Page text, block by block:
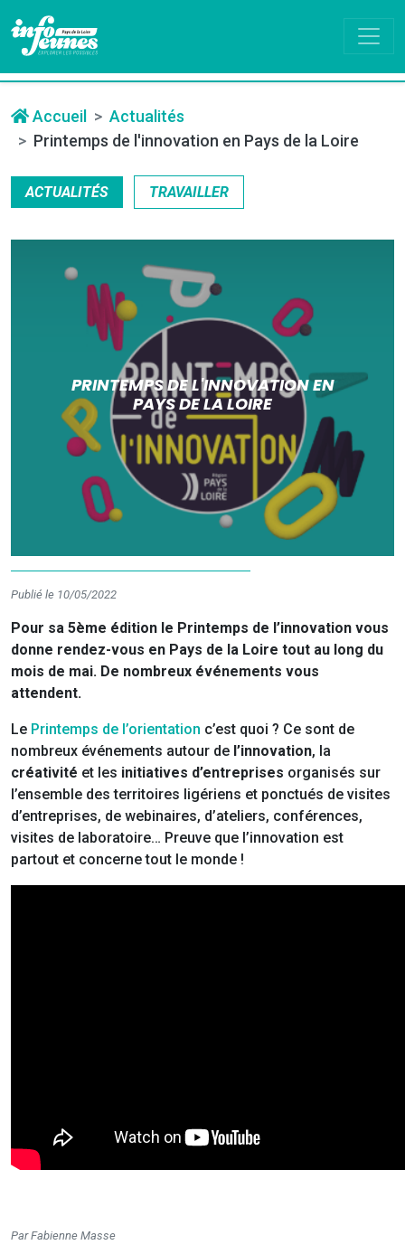
Accueil
Actualités
Printemps de l'innovation en Pays de la Loire
ACTUALITÉS TRAVAILLER
PRINTEMPS DE L'INNOVATION EN
PAYS DE LA LOIRE
Publié le 10/05/2022
Pour sa 5ème édition le Printemps de l’innovation vous
donne rendez-vous en Pays de la Loire tout au long du
mois de mai. De nombreux événements vous
attendent.
Le Printemps de l’orientation c’est quoi ? Ce sont de
nombreux événements autour de l’innovation, la
créativité et les initiatives d’entreprises organisés sur
l’ensemble des territoires ligériens et ponctués de visites
d’entreprises, de webinaires, d’ateliers, conférences,
visites de laboratoire… Preuve que l’innovation est
partout et concerne tout le monde !
Par Fabienne Masse